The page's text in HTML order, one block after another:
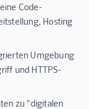
Code-
Hosting
Umgebung
und HTTPS-
zu "digitalen